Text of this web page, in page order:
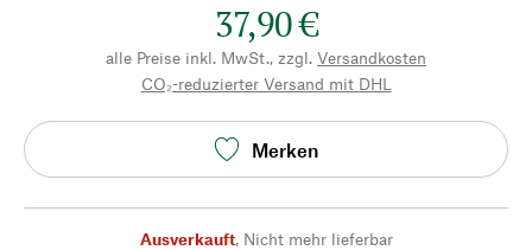
37,90 €
alle Preise inkl. MwSt., zzgl. Versandkosten
CO₂-reduzierter Versand mit DHL
Merken
Ausverkauft, Nicht mehr lieferbar